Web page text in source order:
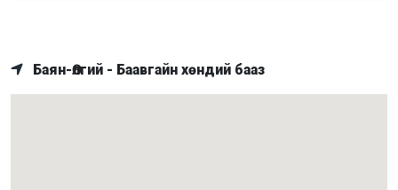
Баян-Өлгий - Баавгайн хөндий бааз